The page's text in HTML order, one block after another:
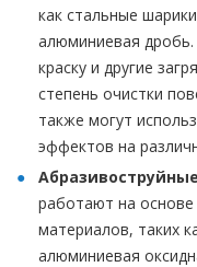
как стальные
алюминиевая
краску и другие
степень очистки
также могут
эффектов на
работают на
материалов, таких
алюминиевая